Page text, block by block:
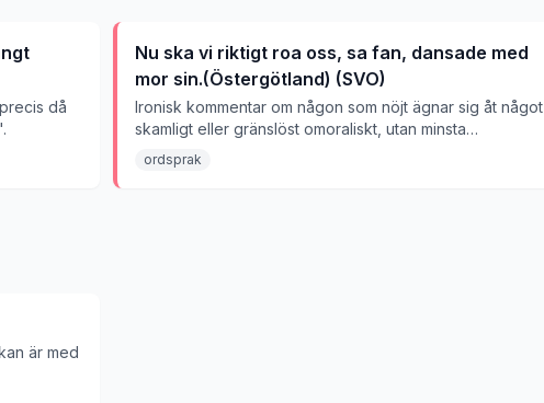
då
Nu ska vi riktigt roa oss, sa fan, dansade med
mor sin.(Östergötland) (SVO)
Ironisk kommentar om någon som nöjt ägnar sig åt något
skamligt eller gränslöst omoraliskt, utan minsta
skuldkänsla.
ordsprak
är med